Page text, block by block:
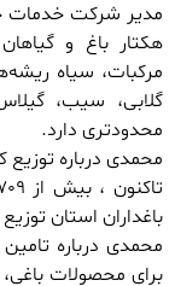
هکتار باغ و
مرکبات، سیاه
گلابی، سیب،
محدودتری دارد.
محمدی درباره توزیع
باغداران استان
محمدی درباره
برای محصولات